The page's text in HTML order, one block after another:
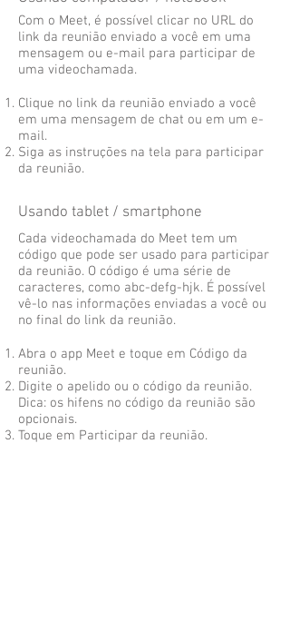
Com o Meet, é possível clicar no URL do
link da reunião enviado a você em uma
mensagem ou e-mail para participar de
uma videochamada.
Clique no link da reunião enviado a você
em uma mensagem de chat ou em um e-
mail.
Siga as instruções na tela para participar
da reunião.
Usando tablet / smartphone
Cada videochamada do Meet tem um
código que pode ser usado para participar
da reunião. O código é uma série de
caracteres, como abc-defg-hjk. É possível
vê-lo nas informações enviadas a você ou
no final do link da reunião.
Abra o app Meet e toque em Código da
reunião.
Digite o apelido ou o código da reunião.
Dica: os hifens no código da reunião são
opcionais.
Toque em Participar da reunião.